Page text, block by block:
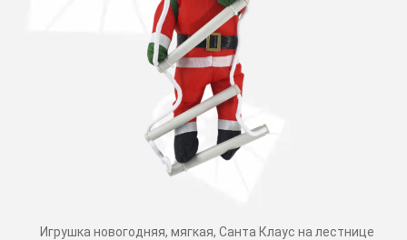
Игрушка новогодняя, мягкая, Санта Клаус на лестнице